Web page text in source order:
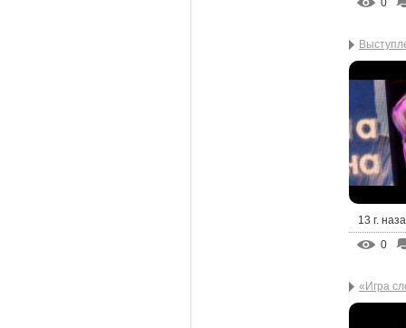
0
13 г.
0
«Игра